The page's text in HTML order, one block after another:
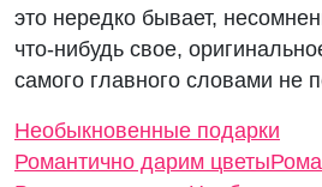
это нередко бывает,
что-нибудь свое,
самого главного словами не
Необыкновенные подарки
Романтично дарим цветы